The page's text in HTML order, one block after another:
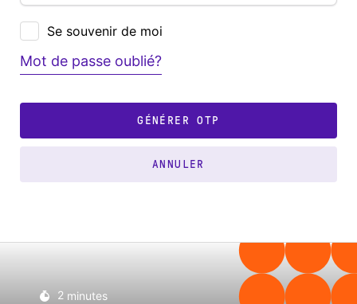
Se souvenir de moi
Mot de passe oublié?
ANNULER
GÉNÉRER OTP
2 minutes